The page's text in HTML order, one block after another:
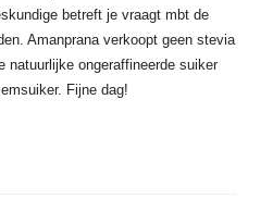
betreft je vraagt mbt de
Amanprana verkoopt geen stevia
natuurlijke ongeraffineerde suiker
Fijne dag!